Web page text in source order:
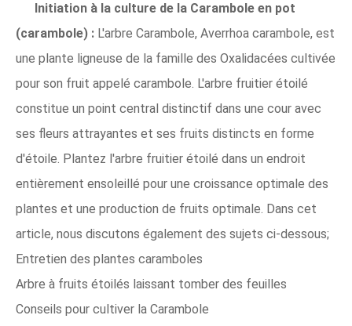
Initiation à la culture de la Carambole en pot
(carambole) : L'arbre Carambole, Averrhoa carambole, est
une plante ligneuse de la famille des Oxalidacées cultivée
pour son fruit appelé carambole. L'arbre fruitier étoilé
constitue un point central distinctif dans une cour avec
ses fleurs attrayantes et ses fruits distincts en forme
d'étoile. Plantez l'arbre fruitier étoilé dans un endroit
entièrement ensoleillé pour une croissance optimale des
plantes et une production de fruits optimale. Dans cet
article, nous discutons également des sujets ci-dessous;
Entretien des plantes caramboles
Arbre à fruits étoilés laissant tomber des feuilles
Conseils pour cultiver la Carambole